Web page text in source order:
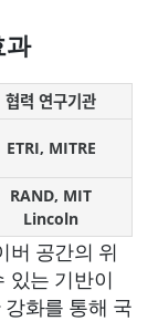
과
협력 연구기관
ETRI, MITRE
RAND, MIT
Lincoln
버 공간의 위
있는 기반이
화를 통해 국